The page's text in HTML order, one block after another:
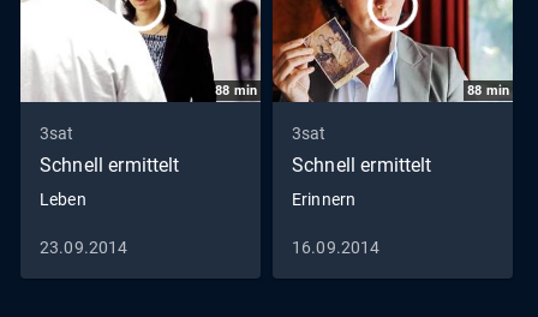
88 min
3sat
Schnell ermittelt
Leben
23.09.2014
88 min
3sat
Schnell ermittelt
Erinnern
16.09.2014